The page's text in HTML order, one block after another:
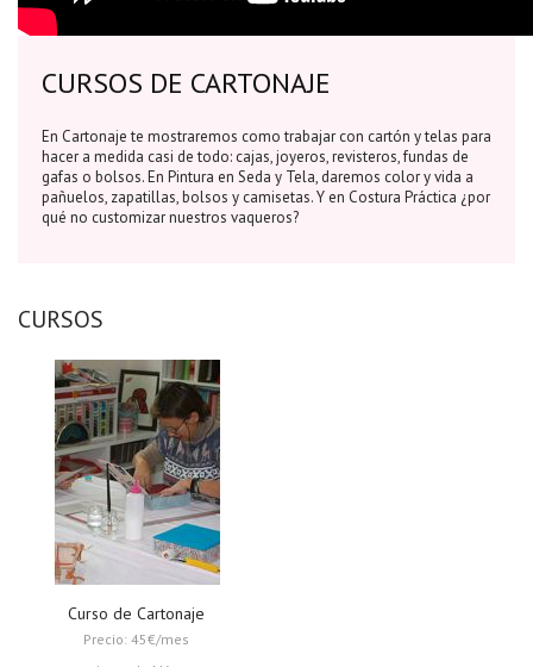
CURSOS DE CARTONAJE
En Cartonaje te mostraremos como trabajar con cartón y telas para
hacer a medida casi de todo: cajas, joyeros, revisteros, fundas de
gafas o bolsos. En Pintura en Seda y Tela, daremos color y vida a
pañuelos, zapatillas, bolsos y camisetas. Y en Costura Práctica ¿por
qué no customizar nuestros vaqueros?
CURSOS
Curso de Cartonaje
Precio: 45€/mes